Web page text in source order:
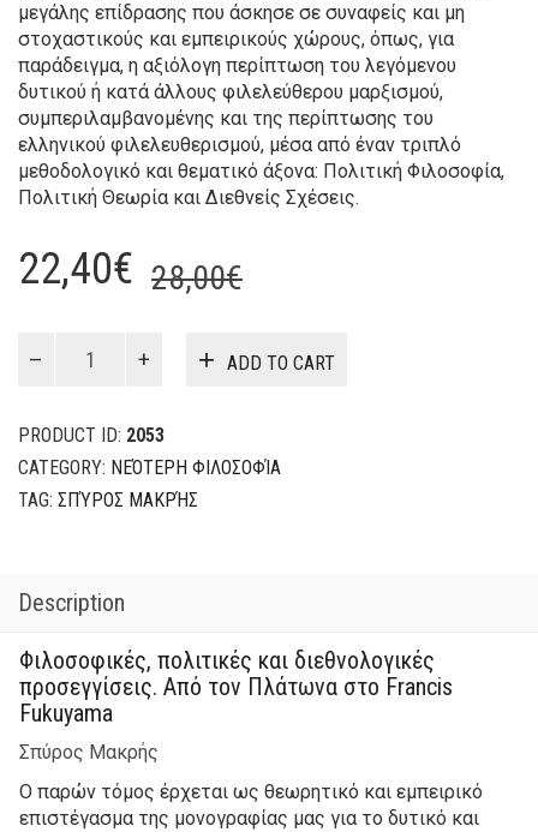
μεγάλης επίδρασης που άσκησε σε συναφείς και μη
στοχαστικούς και εμπειρικούς χώρους, όπως, για
παράδειγμα, η αξιόλογη περίπτωση του λεγόμενου
δυτικού ή κατά άλλους φιλελεύθερου μαρξισμού,
συμπεριλαμβανομένης και της περίπτωσης του
ελληνικού φιλελευθερισμού, μέσα από έναν τριπλό
μεθοδολογικό και θεματικό άξονα: Πολιτική Φιλοσοφία,
Πολιτική Θεωρία και Διεθνείς Σχέσεις.
28,00€Original
was:
22,40€
Current
is:
quantity
ADD TO CART
PRODUCT ID: 2053
CATEGORY: ΝΕΌΤΕΡΗ ΦΙΛΟΣΟΦΊΑ
TAG: ΣΠΎΡΟΣ ΜΑΚΡΉΣ
Description
Φιλοσοφικές, πολιτικές και διεθνολογικές
προσεγγίσεις. Από τον Πλάτωνα στο Francis
Fukuyama
Σπύρος Μακρής
Ο παρών τόμος έρχεται ως θεωρητικό και εμπειρικό
επιστέγασμα της μονογραφίας μας για το δυτικό και